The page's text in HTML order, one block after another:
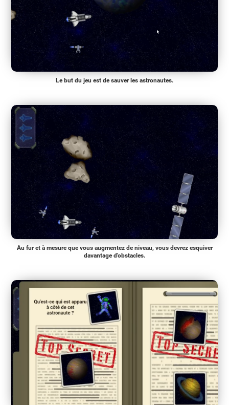
Le but du jeu est de sauver les astronautes.
Au fur et à mesure que vous augmentez de niveau, vous devrez esquiver
davantage d'obstacles.